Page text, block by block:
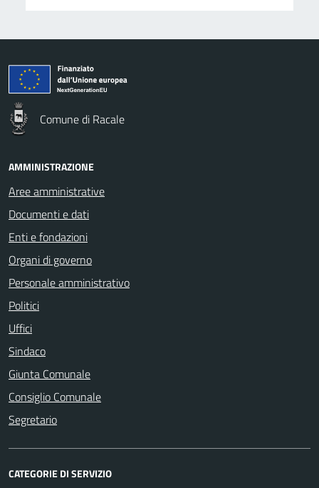
Comune di Racale
AMMINISTRAZIONE
Aree amministrative
Documenti e dati
Enti e fondazioni
Organi di governo
Personale amministrativo
Politici
Uffici
Sindaco
Giunta Comunale
Consiglio Comunale
Segretario
CATEGORIE DI SERVIZIO